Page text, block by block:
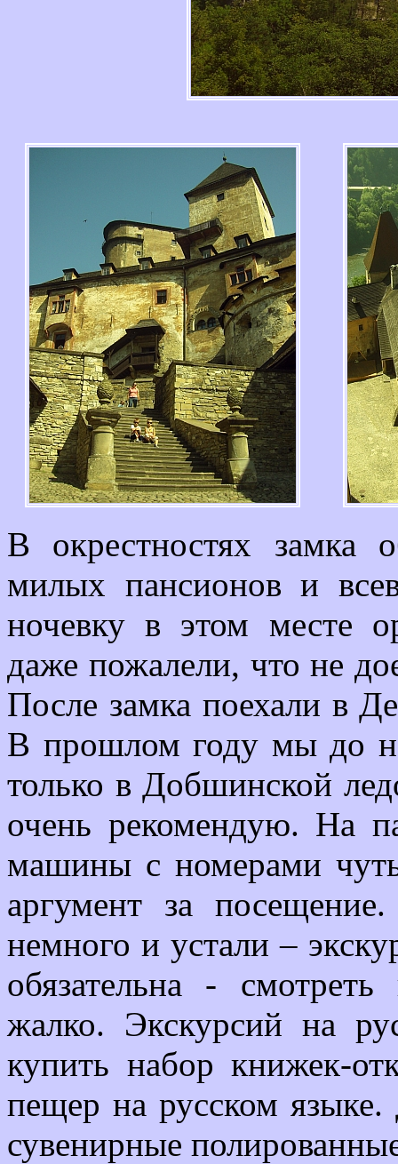
В окрестностях замка
милых пансионов и
ночевку в этом месте
даже пожалели, что не
После замка поехали в
В прошлом году мы до
только в Добшинской
очень рекомендую. На
машины с номерами
аргумент за
немного и устали –
обязательна -
жалко. Экскурсий на
купить набор книжек-
пещер на русском
сувенирные